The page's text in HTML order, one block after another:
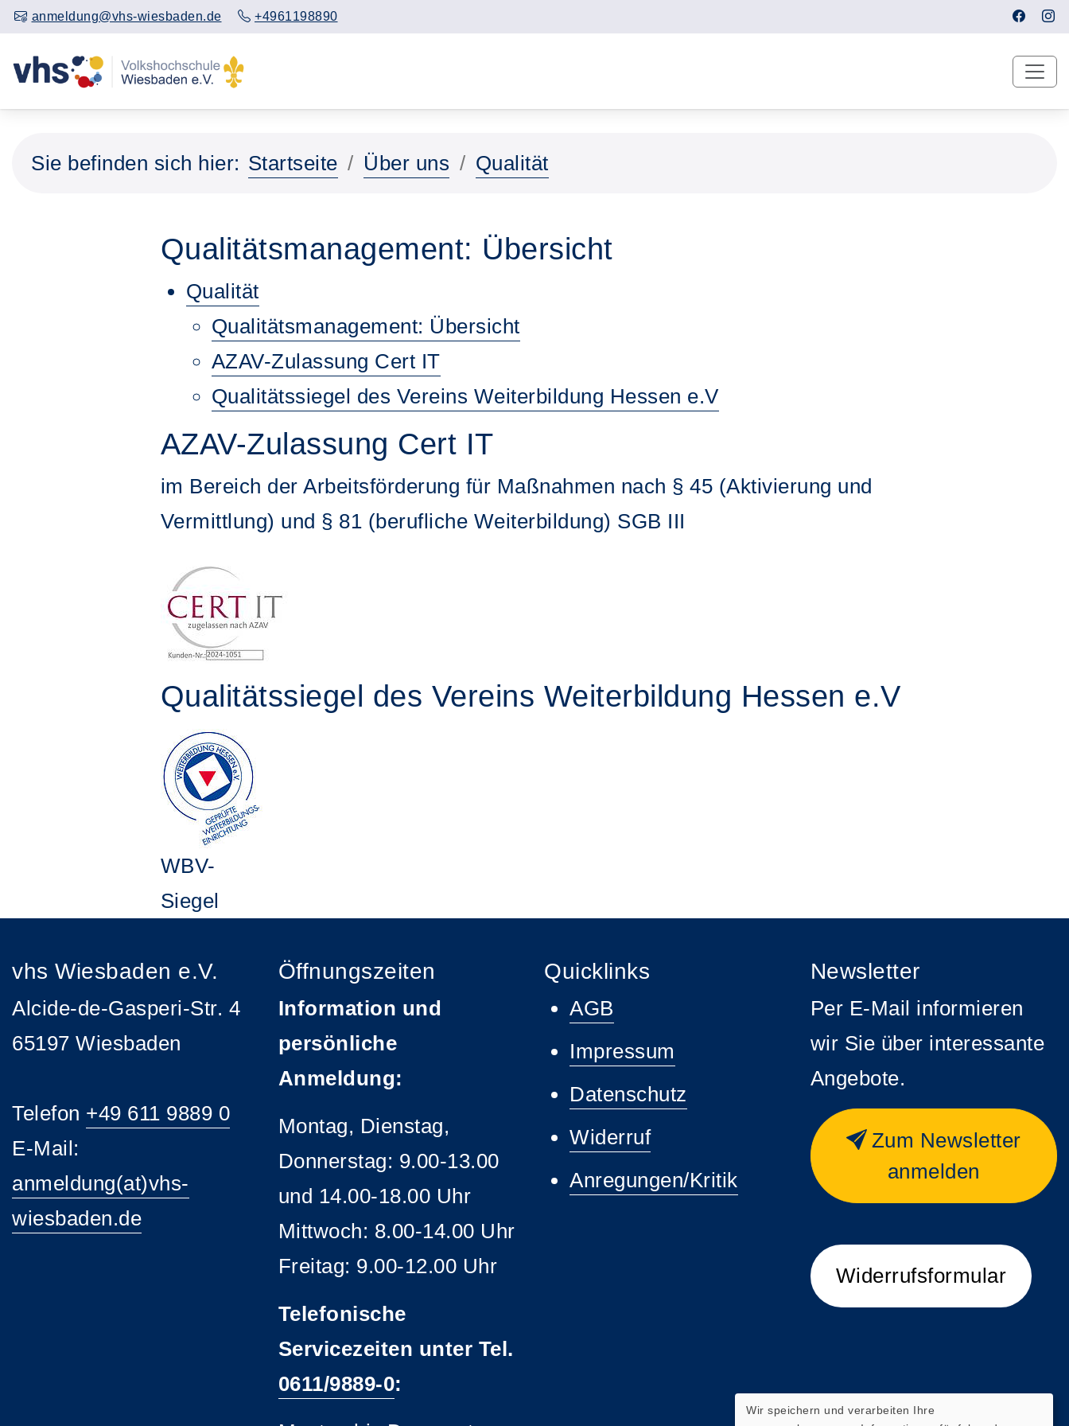
anmeldung@vhs-wiesbaden.de +4961198890
Sie befinden sich hier: Startseite Über uns Qualität
Qualitätsmanagement: Übersicht
Qualität
Qualitätsmanagement: Übersicht
AZAV-Zulassung Cert IT
Qualitätssiegel des Vereins Weiterbildung Hessen e.V
AZAV-Zulassung Cert IT
im Bereich der Arbeitsförderung für Maßnahmen nach § 45 (Aktivierung und
Vermittlung) und § 81 (berufliche Weiterbildung) SGB III
Qualitätssiegel des Vereins Weiterbildung Hessen e.V
WBV-
Siegel
vhs Wiesbaden e.V.
Alcide-de-Gasperi-Str. 4
65197 Wiesbaden
Telefon +49 611 9889 0
E-Mail:
anmeldung(at)vhs-
wiesbaden.de
Öffnungszeiten
Information und
persönliche
Anmeldung:
Montag, Dienstag,
Donnerstag: 9.00-13.00
und 14.00-18.00 Uhr
Mittwoch: 8.00-14.00 Uhr
Freitag: 9.00-12.00 Uhr
Telefonische
Servicezeiten unter Tel.
0611/9889-0:
Quicklinks
AGB
Impressum
Datenschutz
Widerruf
Anregungen/Kritik
Newsletter
Per E-Mail informieren
wir Sie über interessante
Angebote.
Zum Newsletter
anmelden
Widerrufsformular
Wir speichern und verarbeiten Ihre